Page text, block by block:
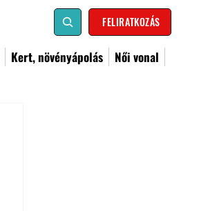
FELIRATKOZÁS
Kert, növényápolás
Női vonal